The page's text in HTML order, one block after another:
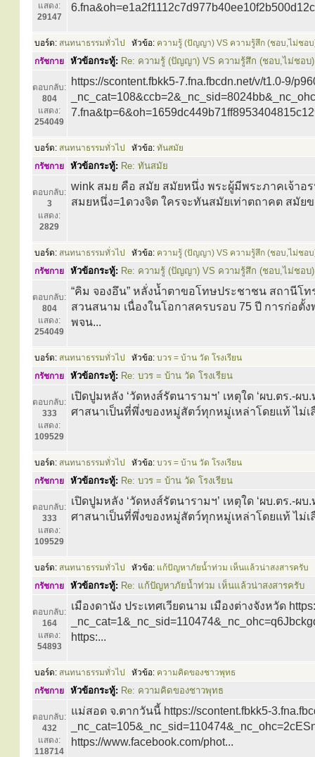
แสดง:
29147
บอร์ด: สนทนาธรรมทั่วไป หัวข้อ: ความรู้ (ปัญญา) VS ความรู้สึก (ชอบ,ไม่ชอ
กรัชกาย
หัวข้อกระทู้: Re: ความรู้ (ปัญญา) VS ความรู้สึก (ชอบ,ไม่ชอบ)
ตอบกลับ:
804
แสดง:
254049
https://scontent.fbkk5-7.fna.fbcdn.net/v/t1.0-9/
บอร์ด: สนทนาธรรมทั่วไป หัวข้อ: ทันสมัย
กรัชกาย
หัวข้อกระทู้: Re: ทันสมัย
ตอบกลับ:
3
แสดง:
2829
wink สมย คือ สมัย สมัยหนึ่ง พระผู้มีพระภาคเจ้า
สมยหนึ่ง=1ดวงจิต ใครจะทันสมัยเท่าตถาคต สมั
บอร์ด: สนทนาธรรมทั่วไป หัวข้อ: ความรู้ (ปัญญา) VS ความรู้สึก (ชอบ,ไม่ชอ
กรัชกาย
หัวข้อกระทู้: Re: ความรู้ (ปัญญา) VS ความรู้สึก (ชอบ,ไม่ชอบ)
ตอบกลับ:
804
แสดง:
254049
“คิม จองอึน” หลั่งน้ำตาขอโทษประชาชน สถานี
สวนสนาม เนื่องในโอกาสครบรอบ 75 ปี การก่อตั้
พจน...
บอร์ด: สนทนาธรรมทั่วไป หัวข้อ: บวร = บ้าน วัด โรงเรียน
กรัชกาย
หัวข้อกระทู้: Re: บวร = บ้าน วัด โรงเรียน
ตอบกลับ:
333
แสดง:
109529
เปิดปูมหลัง ‘วัดหงส์รัตนารามฯ’ เหตุใด ‘ผบ.ตร.-ผ
ศาสนาเป็นที่พึ่งของหมู่สัตว์ทุกหมู่เหล่าโดยแท้ ไม่
บอร์ด: สนทนาธรรมทั่วไป หัวข้อ: บวร = บ้าน วัด โรงเรียน
กรัชกาย
หัวข้อกระทู้: Re: บวร = บ้าน วัด โรงเรียน
ตอบกลับ:
333
แสดง:
109529
เปิดปูมหลัง ‘วัดหงส์รัตนารามฯ’ เหตุใด ‘ผบ.ตร.-ผ
ศาสนาเป็นที่พึ่งของหมู่สัตว์ทุกหมู่เหล่าโดยแท้ ไม่
บอร์ด: สนทนาธรรมทั่วไป หัวข้อ: แก้ปัญหาภัยน้ำท่วม เห็นแล้วน่าสงสารครับ
กรัชกาย
หัวข้อกระทู้: Re: แก้ปัญหาภัยน้ำท่วม เห็นแล้วน่าสงสารครับ
ตอบกลับ:
164
แสดง:
54893
เมืองดานัง ประเทศเวียดนาม เมืองต่างจังหวัด
https:...
บอร์ด: สนทนาธรรมทั่วไป หัวข้อ: ความคิดของชาวพุทธ
กรัชกาย
หัวข้อกระทู้: Re: ความคิดของชาวพุทธ
ตอบกลับ:
432
แสดง:
118714
แม่สอด จ.ตากวันนี้ https://scontent.fbkk5-
https://www.facebook.com/phot...